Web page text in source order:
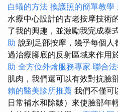
白蟻的方法 換護照的簡單教學
水療中心設計的古老按摩技術
了我的興趣，並激勵我完成泰
助 說到足部按摩，幾乎每個
過治療腳底的反射區域來作用
助 全方位外燴服務專家 聯合
肌肉，我們還可以有效對抗臉
賴的醫美診所推薦 我們不僅可
日常補水和除皺）來使臉部年